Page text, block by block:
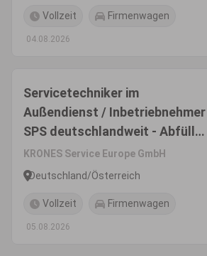
Vollzeit Firmenwagen
04.08.2026
Servicetechniker im
Außendienst / Inbetriebnehmer
SPS deutschlandweit - Abfüll-
& Verpackungsanlagen
(m/w/d) - Einsatzgebiet
KRONES Service Europe GmbH
Deutschland/Österreich
Vollzeit Firmenwagen
05.08.2026